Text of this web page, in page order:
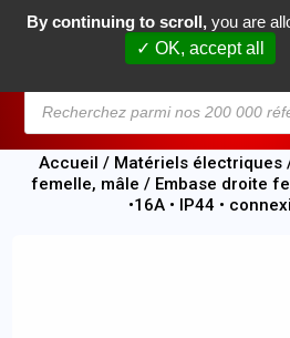
Accueil / Matériels électriques
femelle, mâle / Embase droite
•16A • IP44 •
By continuing to scroll, you are
✓ OK, accept all